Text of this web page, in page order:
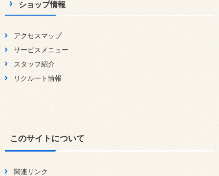
ショップ情報
アクセスマップ
サービスメニュー
スタッフ紹介
リクルート情報
このサイトについて
関連リンク